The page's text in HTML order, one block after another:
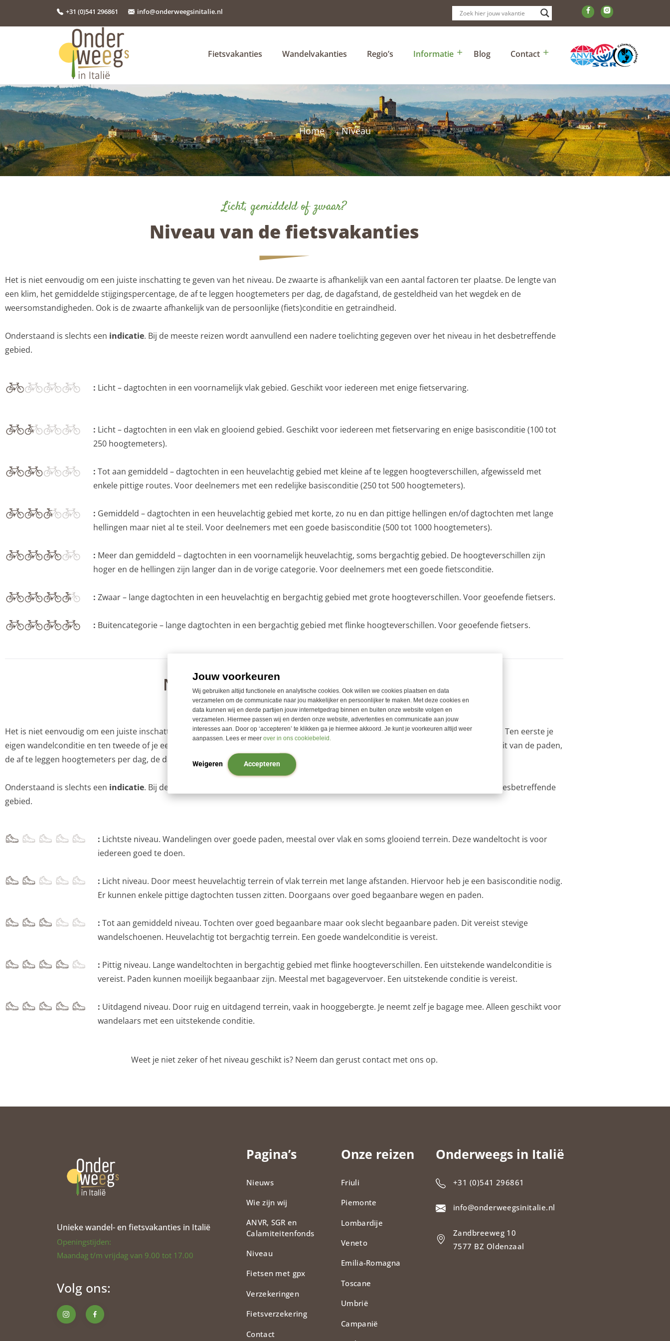
Jouw voorkeuren
Wij gebruiken altijd functionele en analytische cookies. Ook willen we cookies plaatsen en data
verzamelen om de communicatie naar jou makkelijker en persoonlijker te maken. Met deze cookies en
data kunnen wij en derde partijen jouw internetgedrag binnen en buiten onze website volgen en
verzamelen. Hiermee passen wij en derden onze website, advertenties en communicatie aan jouw
interesses aan. Door op ‘accepteren’ te klikken ga je hiermee akkoord. Je kunt je voorkeuren altijd weer
aanpassen. Lees er meer over in ons cookiebeleid.
Weigeren Accepteren
+31 (0)541 296861 info@onderweegsinitalie.nl
Fietsvakanties Wandelvakanties Regio’s Informatie Blog Contact
Home Niveau
Licht, gemiddeld of zwaar?
Niveau van de fietsvakanties
Het is niet eenvoudig om een juiste inschatting te geven van het niveau. De zwaarte is afhankelijk van een aantal factoren ter plaatse. De lengte van
een klim, het gemiddelde stijgingspercentage, de af te leggen hoogtemeters per dag, de dagafstand, de gesteldheid van het wegdek en de
weersomstandigheden. Ook is de zwaarte afhankelijk van de persoonlijke (fiets)conditie en getraindheid.
Onderstaand is slechts een indicatie. Bij de meeste reizen wordt aanvullend een nadere toelichting gegeven over het niveau in het desbetreffende
gebied.
: Licht – dagtochten in een voornamelijk vlak gebied. Geschikt voor iedereen met enige fietservaring.
: Licht – dagtochten in een vlak en glooiend gebied. Geschikt voor iedereen met fietservaring en enige basisconditie (100 tot
250 hoogtemeters).
: Tot aan gemiddeld – dagtochten in een heuvelachtig gebied met kleine af te leggen hoogteverschillen, afgewisseld met
enkele pittige routes. Voor deelnemers met een redelijke basisconditie (250 tot 500 hoogtemeters).
: Gemiddeld – dagtochten in een heuvelachtig gebied met korte, zo nu en dan pittige hellingen en/of dagtochten met lange
hellingen maar niet al te steil. Voor deelnemers met een goede basisconditie (500 tot 1000 hoogtemeters).
: Meer dan gemiddeld – dagtochten in een voornamelijk heuvelachtig, soms bergachtig gebied. De hoogteverschillen zijn
hoger en de hellingen zijn langer dan in de vorige categorie. Voor deelnemers met een goede fietsconditie.
: Zwaar – lange dagtochten in een heuvelachtig en bergachtig gebied met grote hoogteverschillen. Voor geoefende fietsers.
: Buitencategorie – lange dagtochten in een bergachtig gebied met flinke hoogteverschillen. Voor geoefende fietsers.
Niveau van de wandelvakanties
Het is niet eenvoudig om een juiste inschatting te geven van het niveau. De zwaarte is afhankelijk van een aantal factoren ter plaatse. Ten eerste je
eigen wandelconditie en ten tweede of je een (zware) rugzak meeneemt. Verder zijn ook de steilte van een klim of afdaling, de kwaliteit van de paden,
de af te leggen hoogtemeters per dag, de dag afstand en de weersomstandigheden van invloed.
Onderstaand is slechts een indicatie. Bij de meeste reizen wordt aanvullend een nadere toelichting gegeven over het niveau in het desbetreffende
gebied.
: Lichtste niveau. Wandelingen over goede paden, meestal over vlak en soms glooiend terrein. Deze wandeltocht is voor
iedereen goed te doen.
: Licht niveau. Door meest heuvelachtig terrein of vlak terrein met lange afstanden. Hiervoor heb je een basisconditie nodig.
Er kunnen enkele pittige dagtochten tussen zitten. Doorgaans over goed begaanbare wegen en paden.
: Tot aan gemiddeld niveau. Tochten over goed begaanbare maar ook slecht begaanbare paden. Dit vereist stevige
wandelschoenen. Heuvelachtig tot bergachtig terrein. Een goede wandelconditie is vereist.
: Pittig niveau. Lange wandeltochten in bergachtig gebied met flinke hoogteverschillen. Een uitstekende wandelconditie is
vereist. Paden kunnen moeilijk begaanbaar zijn. Meestal met bagagevervoer. Een uitstekende conditie is vereist.
: Uitdagend niveau. Door ruig en uitdagend terrein, vaak in hooggebergte. Je neemt zelf je bagage mee. Alleen geschikt voor
wandelaars met een uitstekende conditie.
Weet je niet zeker of het niveau geschikt is? Neem dan gerust contact met ons op.
Unieke wandel- en fietsvakanties in Italië
Openingstijden:
Maandag t/m vrijdag van 9.00 tot 17.00
Volg ons:
Pagina’s
Nieuws
Wie zijn wij
ANVR, SGR en
Calamiteitenfonds​
Niveau
Fietsen met gpx
Verzekeringen
Fietsverzekering
Contact
Onze reizen
Friuli
Piemonte
Lombardije
Veneto
Emilia-Romagna
Toscane
Umbrië
Campanië
Onderweegs in Italië
+31 (0)541 296861
info@onderweegsinitalie.nl
Zandbreeweg 10
7577 BZ Oldenzaal